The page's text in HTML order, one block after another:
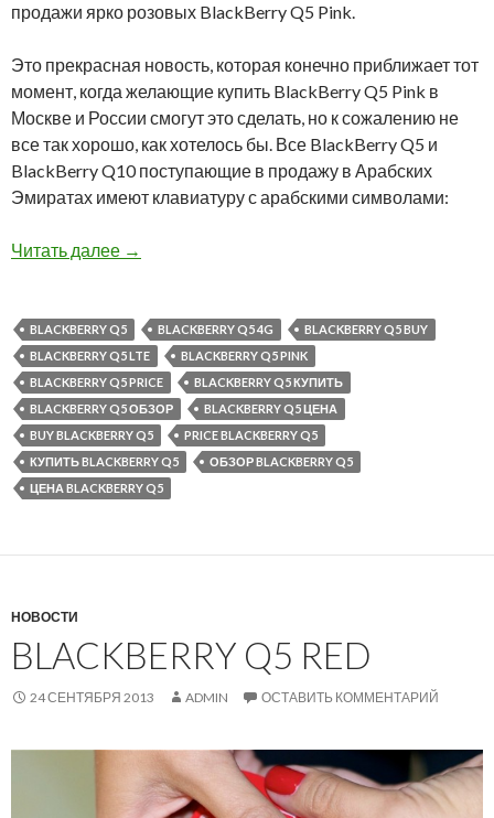
продажи ярко розовых BlackBerry Q5 Pink.
Это прекрасная новость, которая конечно приближает тот
момент, когда желающие купить BlackBerry Q5 Pink в
Москве и России смогут это сделать, но к сожалению не
все так хорошо, как хотелось бы. Все BlackBerry Q5 и
BlackBerry Q10 поступающие в продажу в Арабских
Эмиратах имеют клавиатуру с арабскими символами:
Читать далее В Дубае начались продажи BlackBerry Q5
→
BLACKBERRY Q5 BLACKBERRY Q5 4G
BLACKBERRY Q5 BUY
BLACKBERRY Q5 LTE
BLACKBERRY Q5 PINK
BLACKBERRY Q5 PRICE
BLACKBERRY Q5 КУПИТЬ
BLACKBERRY Q5 ОБЗОР
BLACKBERRY Q5 ЦЕНА
BUY BLACKBERRY Q5
PRICE BLACKBERRY Q5
КУПИТЬ BLACKBERRY Q5
ОБЗОР BLACKBERRY Q5
ЦЕНА BLACKBERRY Q5
НОВОСТИ
BLACKBERRY Q5 RED
24 СЕНТЯБРЯ 2013 ADMIN ОСТАВИТЬ КОММЕНТАРИЙ